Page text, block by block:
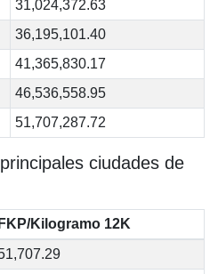
31,024,372.63
36,195,101.40
41,365,830.17
46,536,558.95
51,707,287.72
ciudades de
FKP/Kilogramo 12K